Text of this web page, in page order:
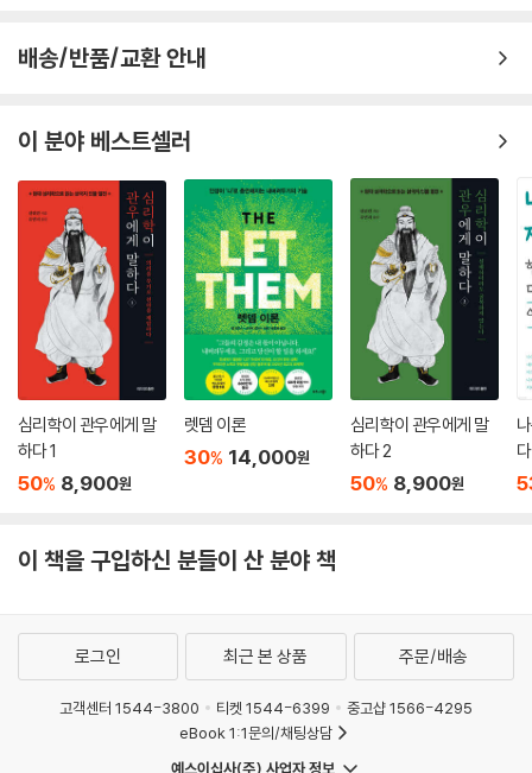
“나는 어쩌면 살아서 돌아갈 수 없을지 모르겠소. 여기서 현장 책임자 L을
알게 되었는데, 그는 능력이 있고 좋은 사람이라서 내 죽은 뒤를 부탁해 놓
한 번만 그를 찾아가 부탁하시오.”
L은 20여 년 전 A가 비지땀을 흘리며 현장을 누비던 모습을 떠올렸다. 불
의의 총상을 입고 현지 병원에서 유언을 남기던 그의 수척한 얼굴과 눈물
진 눈동자가 아직도 뇌리에 생생했다.
A의 부인은 남편이 죽은 후 홀로 온갖 고생 끝에 아들을 공부시켜 공업고
등학교까지 졸업시켰지만 아들은 좀처럼 취직이 되지 않았다. 그러는 가운
데 문득 남편이 남긴 편지가 생각나 L을 찾아온 것이다.
“제가 무엇을 도와드리면 되겠습니까?”
“제 아들놈 취직 좀 시켜주시면 고맙겠습니다. 취직해서 해외에 나갔으면
합니다.”
“그거라면 아무 걱정 마십시오. 가셔서 조금만 기다리시면 좋은 소식이 있
을 겁니다. 또 달리 도와드릴 일은 없는지요? 뭐든 편히 말씀하십시오.”
“다른 건 없습니다. 딱 한 번만 부탁하라고 한 남편의 유언을 지키고 싶습
나갔다. 부인은 그 뒤로 다시 어떤 부탁도 해오지 않았다.
저버리는 것으로 유명하다. 오죽했으면 선거철마다 그들이 내놓은 공약公
約을 공약空約이라고 빈정거릴까. 그들이 약속을 밥 먹듯이 어긴 탓에 정
치인에 대한 불신과 정치에 대한 무관심이 심각한 상황에 이르렀다.
드골은 “정치인은 자기가 말하는 것을 결코 믿지 않기 때문에 남이 자기 말
을 믿으면 놀란다”고 빈정거렸다. 일찍이 흐루시초프도 “정치인은 다 같
배송/반품/교환 안내
이 분야 베스트셀러
심리학이 관우에게 말
하다 1
50% 8,900원
렛뎀 이론
30% 14,000원
심리학이 관우에게 말
하다 2
50% 8,900원
다
이 책을 구입하신 분들이 산 분야 책
로그인 최근 본 상품 주문/배송
고객센터 1544-3800 티켓 1544-6399
중고샵 1566-4295
eBook 1:1문의/채팅상담
예스이십사(주) 사업자 정보